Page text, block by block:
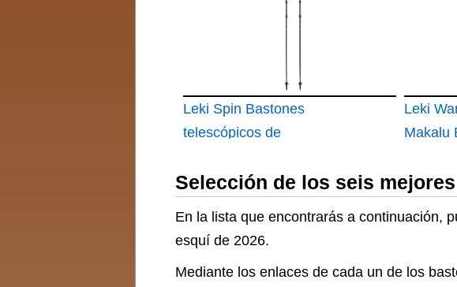
Leki Spin Bastones
telescópicos de
Leki
Makalu
Selección de los seis
En la lista que encontrarás a continuación,
esquí de 2026.
Mediante los enlaces de cada un de los